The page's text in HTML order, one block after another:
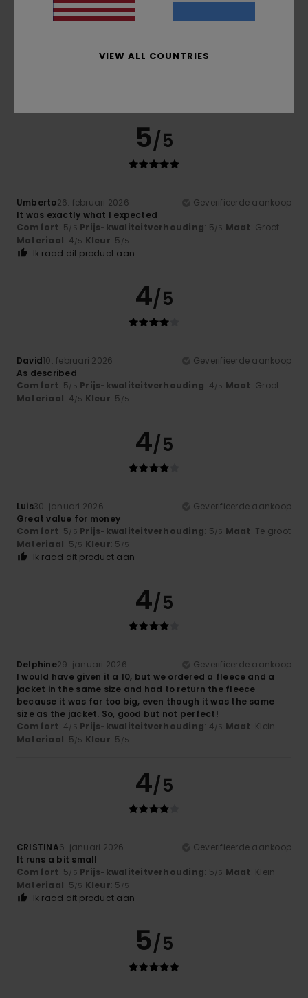
Stunning colour and a sleek design
5/5
Umberto26. februari 2026
Geverifieerde aankoop
It was exactly what I expected
Comfort: 5 /5 Prijs-kwaliteitverhouding: 5 /5 Maat: Groot
Materiaal: 4 /5 Kleur: 5 /5
Ik raad dit product aan
4/5
David10. februari 2026
Geverifieerde aankoop
As described
Comfort: 5 /5 Prijs-kwaliteitverhouding: 4 /5 Maat: Groot
Materiaal: 4 /5 Kleur: 5 /5
4/5
Luis30. januari 2026
Geverifieerde aankoop
Great value for money
Comfort: 5 /5 Prijs-kwaliteitverhouding: 5 /5 Maat: Te groot
Materiaal: 5 /5 Kleur: 5 /5
Ik raad dit product aan
4/5
Delphine29. januari 2026
Geverifieerde aankoop
I would have given it a 10, but we ordered a fleece and a
jacket in the same size and had to return the fleece
because it was far too big, even though it was the same
size as the jacket. So, good but not perfect!
Comfort: 4 /5 Prijs-kwaliteitverhouding: 4 /5 Maat: Klein
Materiaal: 5 /5 Kleur: 5 /5
4/5
CRISTINA6. januari 2026
Geverifieerde aankoop
It runs a bit small
Comfort: 5 /5 Prijs-kwaliteitverhouding: 5 /5 Maat: Klein
Materiaal: 5 /5 Kleur: 5 /5
Ik raad dit product aan
5/5
VIEW ALL COUNTRIES